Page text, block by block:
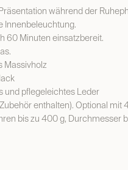
während der
Innenbeleuchtung.
60 Minuten einsatzbereit.
Massivholz
und pflegeleichtes Leder
enthalten). Optional mit
bis zu 400 g, Durchmesser